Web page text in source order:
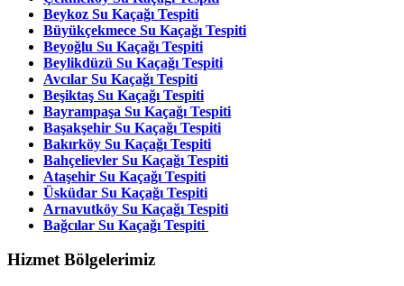
Beykoz Su Kaçağı Tespiti
Büyükçekmece Su Kaçağı Tespiti
Beyoğlu Su Kaçağı Tespiti
Beylikdüzü Su Kaçağı Tespiti
Avcılar Su Kaçağı Tespiti
Beşiktaş Su Kaçağı Tespiti
Bayrampaşa Su Kaçağı Tespiti
Başakşehir Su Kaçağı Tespiti
Bakırköy Su Kaçağı Tespiti
Bahçelievler Su Kaçağı Tespiti
Ataşehir Su Kaçağı Tespiti
Üsküdar Su Kaçağı Tespiti
Arnavutköy Su Kaçağı Tespiti
Bağcılar Su Kaçağı Tespiti
Hizmet Bölgelerimiz